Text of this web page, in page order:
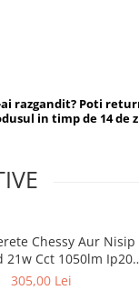
razgandit? Poti
in timp de 14 de
Chessy Aur Nisip
21w Cct 1050lm Ip20
211x55x211mm
305,00 Lei